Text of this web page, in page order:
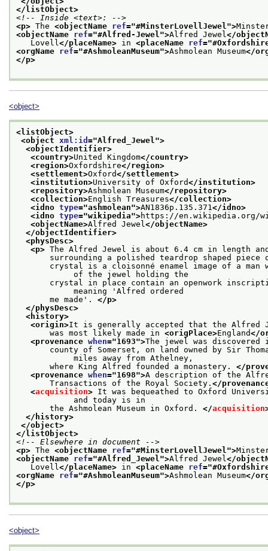
</listObject>
<!-- Inside <text>: -->
<p> The <objectName ref="#MinsterLovellJewel ">
<objectName ref="#Alfred-Jewel ">Alfred Jewel </
Lovell </placeName> in <placeName ref="
<orgName ref="#AshmoleanMuseum">Ashmolean Museum</
</p>
<object>
<listObject>
<object xml:id ="Alfred_Jewel">
<objectIdentifier>
<country>United Kingdom</country>
<region>Oxfordshire</region>
<settlement>Oxford</settlement>
<institution>University of Oxford</institution>
<repository>Ashmolean Museum</repository>
<collection>English Treasures</collection>
<idno type="ashmolean">AN1836p.135.371</idno>
<idno type="wikipedia">https://en.wikipedia.org/
<objectName>Alfred Jewel</objectName>
</objectIdentifier>
<physDesc>
<p> The Alfred Jewel is about 6.4 cm in length
surrounding a polished teardrop shaped piece
crystal is a cloisonné enamel image of a man
            of the jewel holding the
crystal in place contain an openwork inscription
            meaning 'Alfred ordered
me made'. </p>
</physDesc>
<history>
<origin>It is generally accepted that the Alfred
was most likely made in <origPlace>England</
<provenance when="1693">The jewel was
county of Somerset, on land owned by Sir
            miles away from Athelney,
where King Alfred founded a monastery. </
<provenance when="1698">A description of the
Transactions of the Royal Society. </
<acquisition> It was bequeathed to Oxford
            and today is in
the Ashmolean Museum in Oxford. </acquisition
</history>
</object>
</listObject>
<!-- Elsewhere in document -->
<p> The <objectName ref="#MinsterLovellJewel">
<objectName ref="#Alfred_Jewel">Alfred Jewel</
Lovell</placeName> in <placeName ref="
<orgName ref="#AshmoleanMuseum">Ashmolean Museum</
</p>
<object>